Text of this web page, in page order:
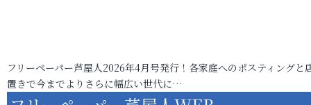
フリーペーパー芦屋人2026年4月号発行！各家庭へのポスティングと
置きで今までよりさらに幅広い世代に…